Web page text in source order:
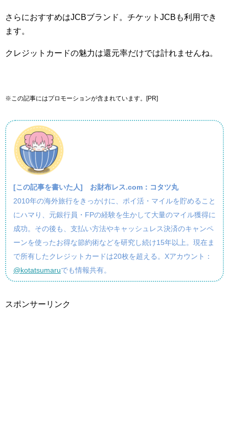
さらにおすすめはJCBブランド。チケットJCBも利用でき
ます。
クレジットカードの魅力は還元率だけでは計れませんね。
※この記事にはプロモーションが含まれています。[PR]
[この記事を書いた人] お財布レス.com：コタツ丸
2010年の海外旅行をきっかけに、ポイ活・マイルを貯めること
にハマり、元銀行員・FPの経験を生かして大量のマイル獲得に
成功。その後も、支払い方法やキャッシュレス決済のキャンペ
ーンを使ったお得な節約術などを研究し続け15年以上。現在ま
で所有したクレジットカードは20枚を超える。Xアカウント：
@kotatsumaruでも情報共有。
スポンサーリンク